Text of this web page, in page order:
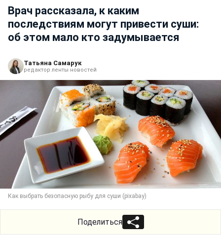
Врач рассказала, к каким
последствиям могут привести суши:
об этом мало кто задумывается
Татьяна Самарук
редактор ленты новостей
Как выбрать безопасную рыбу для суши (pixabay)
Поделиться